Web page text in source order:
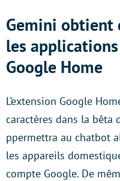
Gemini obtient
les
Google Home
L’extension Google
caractères dans la bêta
ppermettra au chatbot
les appareils
compte Google. De